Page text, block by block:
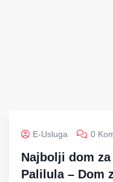
E-Usluga 0
Najbolji dom
Palilula – Dom